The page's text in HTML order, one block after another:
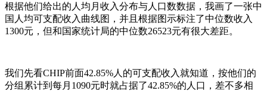
根据他们给出的人均月收入分布与人口数数据，我画了一张中
国人均可支配收入曲线图，并且根据图示标注了中位数收入
1300元，但和国家统计局的中位数26523元有很大差距。
我们先看CHIP前面42.85%人的可支配收入就知道，按他们的
分组累计到每月1090元时就占据了42.85%的人口，差不多相